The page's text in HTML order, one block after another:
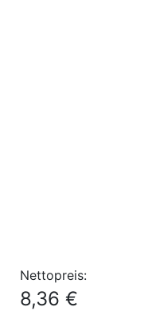
Nettopreis:
8,36 €